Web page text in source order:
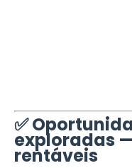
✅
exploradas
rentáveis